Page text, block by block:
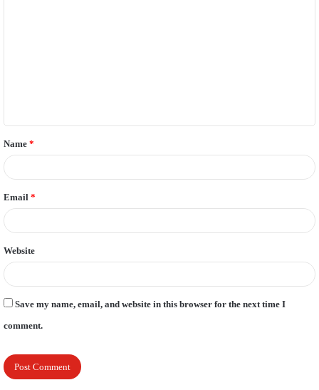
t
*
Name *
Email *
Website
Save my name, email, and website in this browser for the next time I
comment.